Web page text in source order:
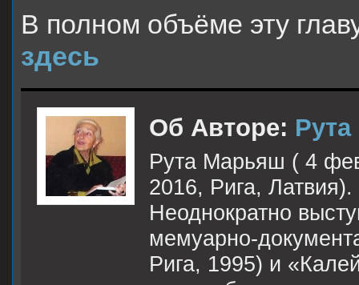
В полном объёме эту
здесь
Об Авторе:
Рута Марьяш ( 4
2016, Рига,
Неоднократно
мемуарно-
Рига, 1995) и